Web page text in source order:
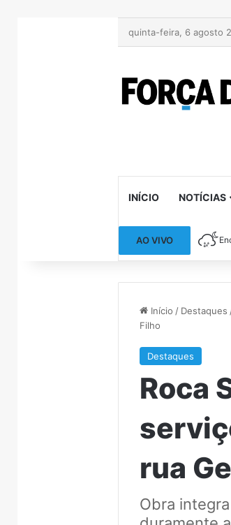
quinta-feira, 6 agosto
INÍCIO NOTÍCIAS
AO VIVO
Início / Destaques
Filho
Destaques
Roca
rua
Obra